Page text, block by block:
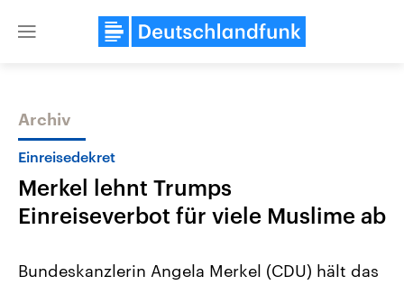
Close
Themen
Archiv
Einreisedekret
Merkel lehnt Trumps
Einreiseverbot für viele Muslime ab
Bundeskanzlerin Angela Merkel (CDU) hält das